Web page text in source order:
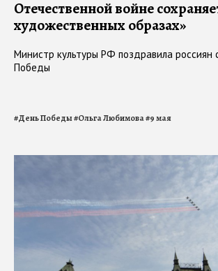
Отечественной войне
художественных образах»
Министр культуры РФ поздравила россиян
Победы
#День Победы#Ольга Любимова#9 мая